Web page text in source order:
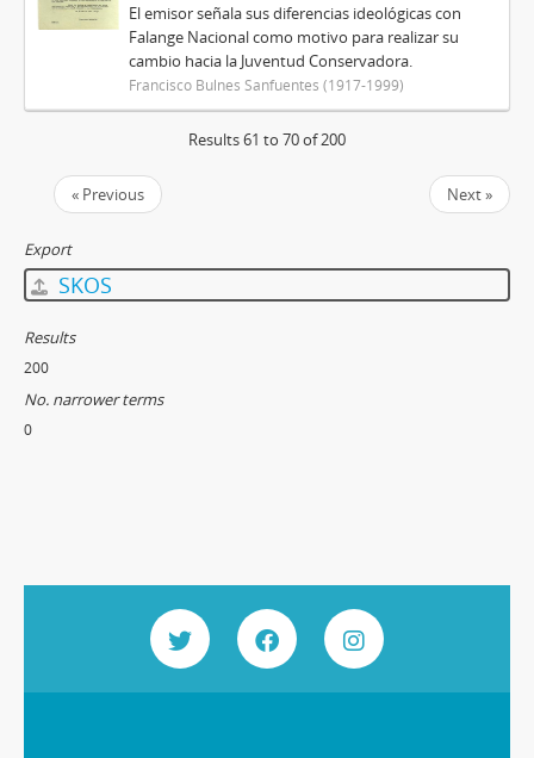
El emisor señala sus diferencias ideológicas con
Falange Nacional como motivo para realizar su
cambio hacia la Juventud Conservadora.
Francisco Bulnes Sanfuentes (1917-1999)
Results 61 to 70 of 200
« Previous Next »
Export
SKOS
Results
200
No. narrower terms
0